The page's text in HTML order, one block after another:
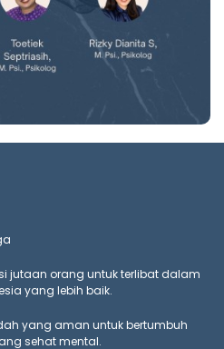
jutaan orang untuk terlibat dalam
yang lebih baik.
yang aman untuk bertumbuh
sehat mental.